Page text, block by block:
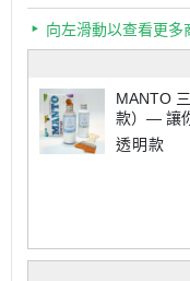
向左滑動以查看更多
MANTO
款）— 讓
專業
透明款